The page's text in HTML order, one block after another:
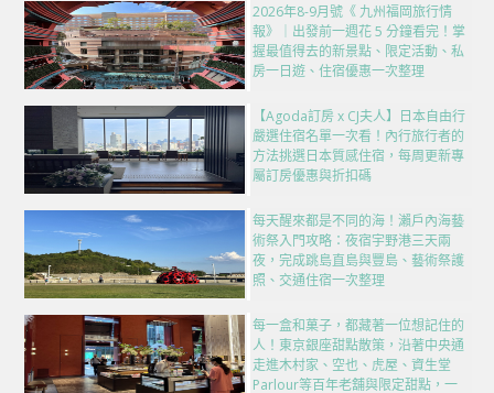
2026年8-9月號《 九州福岡旅行情
報》｜出發前一週花 5 分鐘看完！掌
握最值得去的新景點、限定活動、私
房一日遊、住宿優惠一次整理
【Agoda訂房 x CJ夫人】日本自由行
嚴選住宿名單一次看！內行旅行者的
方法挑選日本質感住宿，每周更新專
屬訂房優惠與折扣碼
每天醒來都是不同的海！瀨戶內海藝
術祭入門攻略：夜宿宇野港三天兩
夜，完成跳島直島與豐島、藝術祭護
照、交通住宿一次整理
每一盒和菓子，都藏著一位想記住的
人！東京銀座甜點散策，沿著中央通
走進木村家、空也、虎屋、資生堂
Parlour等百年老舖與限定甜點，一